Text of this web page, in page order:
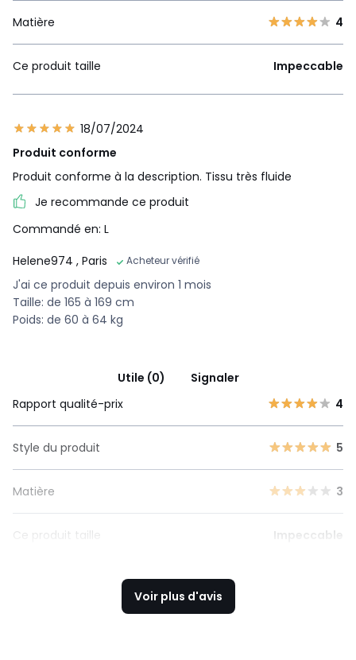
Matière 4
Ce produit taille Impeccable
18/07/2024
Produit conforme
Produit conforme à la description. Tissu très fluide
Je recommande ce produit
Commandé en: L
Helene974 , Paris Acheteur vérifié
J'ai ce produit depuis environ 1 mois
Taille: de 165 à 169 cm
Poids: de 60 à 64 kg
Utile (0)
Signaler
Rapport qualité-prix
4
Style du produit 5
Matière 3
Ce produit taille Impeccable
Voir plus d'avis